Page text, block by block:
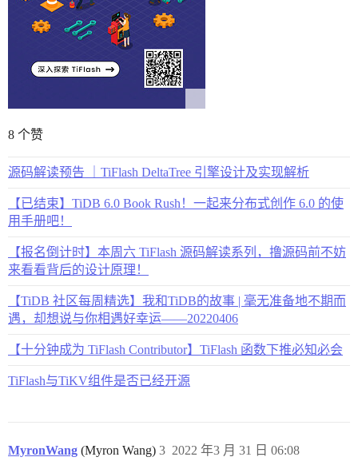
8 个赞
源码解读预告 ｜TiFlash DeltaTree 引擎设计及实现解析
【已结束】TiDB 6.0 Book Rush！一起来分布式创作 6.0 的使
用手册吧！
【报名倒计时】本周六 TiFlash 源码解读系列，撸源码前不妨
来看看背后的设计原理！
【TiDB 社区每周精选】我和TiDB的故事 | 毫无准备地不期而
遇，却想说与你相遇好幸运——20220406
【十分钟成为 TiFlash Contributor】TiFlash 函数下推必知必会
TiFlash与TiKV组件是否已经开源
MyronWang (Myron Wang) 2022 年3 月 31 日 06:08
3